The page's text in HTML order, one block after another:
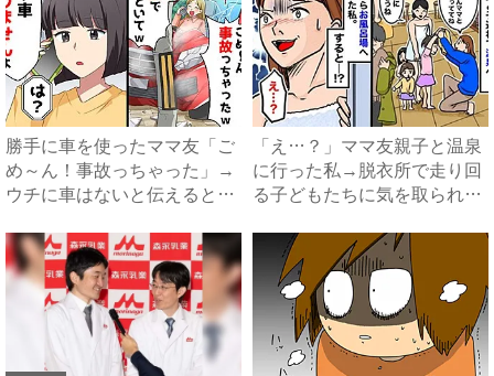
勝手に車を使ったママ友「ご
め～ん！事故っちゃった」→
ウチに車はないと伝えると
「え…？」ママ友親子と温泉
に行った私→脱衣所で走り回
る子どもたちに気を取られ…